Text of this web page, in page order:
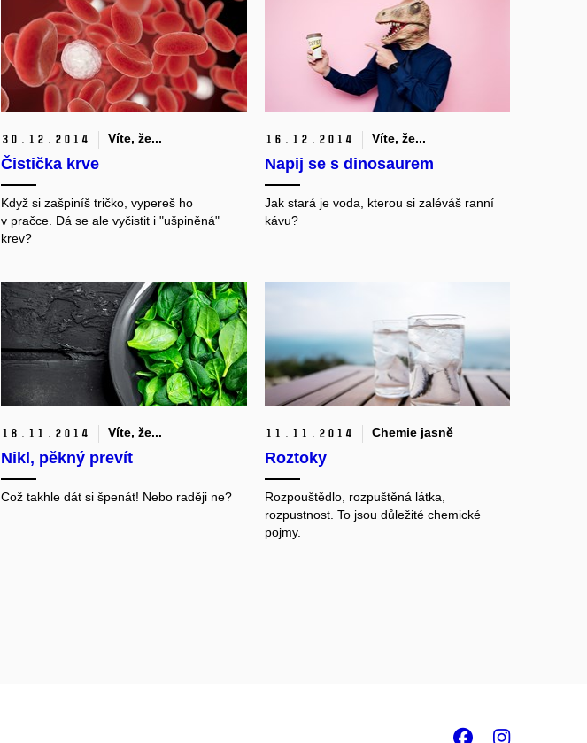
30. 12. 2014 Víte, že...
Čistička krve
Když si zašpiníš tričko, vypereš ho
v pračce. Dá se ale vyčistit i "ušpiněná"
krev?
16. 12. 2014 Víte, že...
Napij se s dinosaurem
Jak stará je voda, kterou si zaléváš ranní
kávu?
18. 11. 2014 Víte, že...
Nikl, pěkný prevít
Což takhle dát si špenát! Nebo raději ne?
11. 11. 2014 Chemie jasně
Roztoky
Rozpouštědlo, rozpuštěná látka,
rozpustnost. To jsou důležité chemické
pojmy.
Facebook